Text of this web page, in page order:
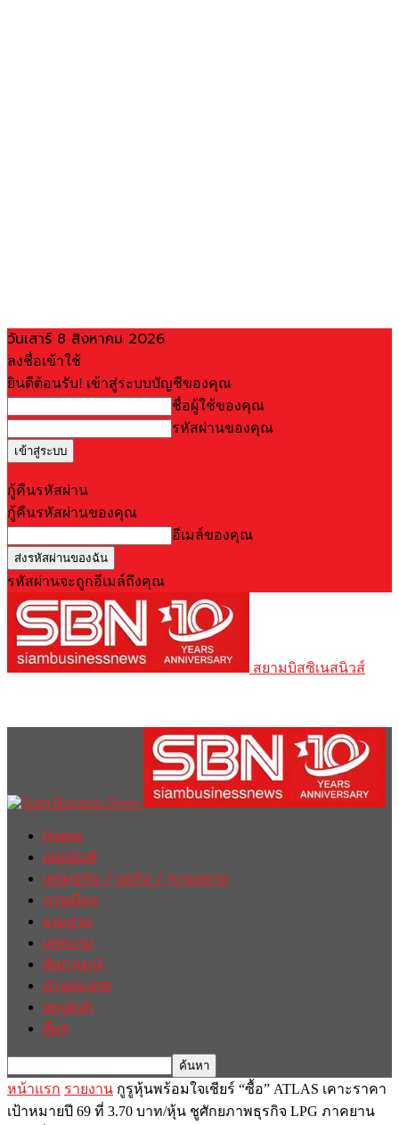
วันเสาร์ 8 สิงหาคม 2026
ลงชื่อเข้าใช้
ยินดีต้อนรับ! เข้าสู่ระบบบัญชีของคุณ
ชื่อผู้ใช้ของคุณ
รหัสผ่านของคุณ
กู้คืนรหัสผ่าน
กู้คืนรหัสผ่านของคุณ
อีเมล์ของคุณ
รหัสผ่านจะถูกอีเมล์ถึงคุณ
สยามบิสซิเนสนิวส์
Home
ฮอตนิวส์
เศรษฐกิจ / ธุรกิจ / การตลาด
การเมือง
รายงาน
บทความ
สัมภาษณ์
ต่างประเทศ
english
อื่นๆ
หน้าแรก รายงาน กูรูหุ้นพร้อมใจเชียร์ “ซื้อ” ATLAS เคาะราคา
เป้าหมายปี 69 ที่ 3.70 บาท/หุ้น ชูศักยภาพธุรกิจ LPG ภาคยาน